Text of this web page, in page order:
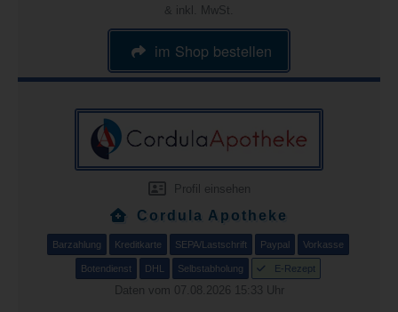
& inkl. MwSt.
im Shop bestellen
Profil einsehen
Cordula Apotheke
Barzahlung Kreditkarte SEPA/Lastschrift Paypal Vorkasse
Botendienst DHL Selbstabholung E-Rezept
Daten vom 07.08.2026 15:33 Uhr